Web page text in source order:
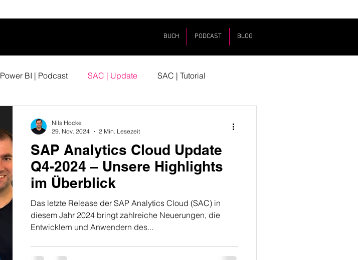
BUCH PODCAST BLOG
Power BI | Podcast SAC | Update SAC | Tutorial
SAP Analytics Cloud Update
Q4-2024 – Unsere Highlights
im Überblick
Das letzte Release der SAP Analytics Cloud (SAC) in
diesem Jahr 2024 bringt zahlreiche Neuerungen, die
Entwicklern und Anwendern des...
Nils Hocke
29. Nov. 2024
2 Min. Lesezeit